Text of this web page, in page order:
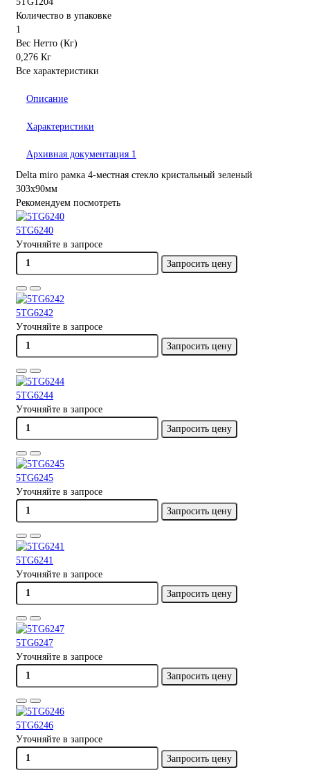
Количество в упаковке
1
Вес Нетто (Кг)
0,276 Кг
Все характеристики
Описание
Характеристики
Архивная документация 1
Delta miro рамка 4-местная стекло кристальный зеленый
303х90мм
Рекомендуем посмотреть
5TG6240
Уточняйте в запросе
Запросить цену
5TG6242
Уточняйте в запросе
Запросить цену
5TG6244
Уточняйте в запросе
Запросить цену
5TG6245
Уточняйте в запросе
Запросить цену
5TG6241
Уточняйте в запросе
Запросить цену
5TG6247
Уточняйте в запросе
Запросить цену
5TG6246
Уточняйте в запросе
Запросить цену